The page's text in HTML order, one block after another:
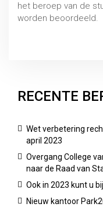
het beroep van de
worden beoordeeld.
RECENTE
Wet verbetering
april 2023
Overgang College
naar de Raad van
Ook in 2023 kunt u
Nieuw kantoor